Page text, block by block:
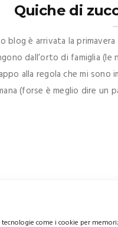
come i cookie per
Quiche di
blog è arrivata la
dall’orto di famiglia
alla regola che mi sono
(forse è meglio dire un